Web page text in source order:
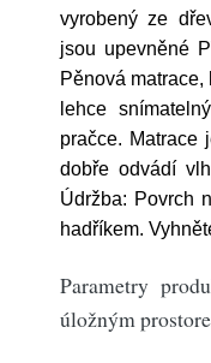
vyrobený ze
jsou upevněné
Pěnová
lehce
pračce. Matrace
dobře odvádí
Údržba: Povrch
hadříkem.
Parametry
úložným